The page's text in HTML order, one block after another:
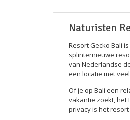
Naturisten
Resort Gecko Bali
splinternieuwe
van Nederlandse
een locatie met
Of je op Bali een
vakantie zoekt, het
privacy is het